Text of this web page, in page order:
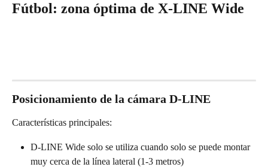
Fútbol: zona óptima de X-LINE Wide
Posicionamiento de la cámara D-LINE
Características principales:
D-LINE Wide solo se utiliza cuando solo se puede montar
muy cerca de la línea lateral (1-3 metros)